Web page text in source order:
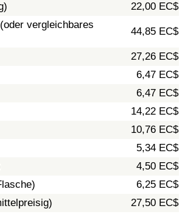
22,00 EC$
vergleichbares
44,85 EC$
27,26 EC$
6,47 EC$
6,47 EC$
14,22 EC$
10,76 EC$
5,34 EC$
4,50 EC$
6,25 EC$
27,50 EC$
Index nach Land